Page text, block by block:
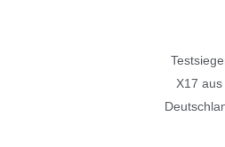
X17 aus